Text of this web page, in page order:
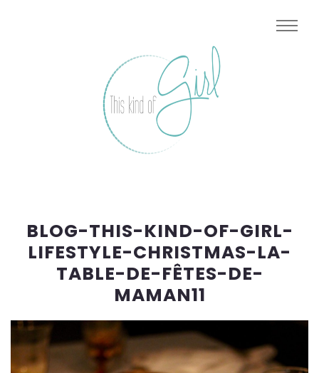
BLOG-THIS-KIND-OF-GIRL-
LIFESTYLE-CHRISTMAS-LA-
TABLE-DE-FÊTES-DE-
MAMAN11